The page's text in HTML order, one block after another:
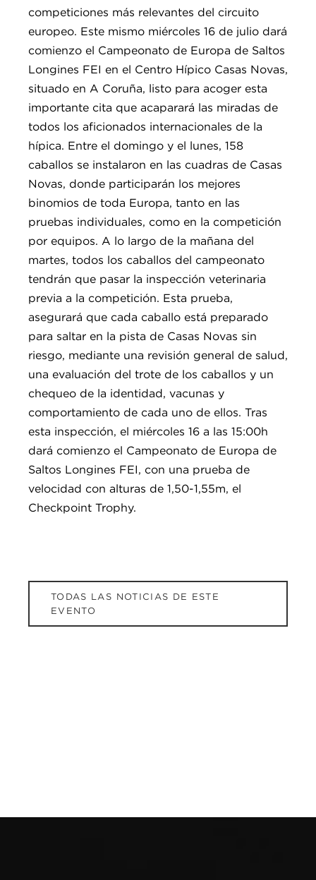
competiciones más relevantes del circuito
europeo. Este mismo miércoles 16 de julio dará
comienzo el Campeonato de Europa de Saltos
Longines FEI en el Centro Hípico Casas Novas,
situado en A Coruña, listo para acoger esta
importante cita que acaparará las miradas de
todos los aficionados internacionales de la
hípica. Entre el domingo y el lunes, 158
caballos se instalaron en las cuadras de Casas
Novas, donde participarán los mejores
binomios de toda Europa, tanto en las
pruebas individuales, como en la competición
por equipos. A lo largo de la mañana del
martes, todos los caballos del campeonato
tendrán que pasar la inspección veterinaria
previa a la competición. Esta prueba,
asegurará que cada caballo está preparado
para saltar en la pista de Casas Novas sin
riesgo, mediante una revisión general de salud,
una evaluación del trote de los caballos y un
chequeo de la identidad, vacunas y
comportamiento de cada uno de ellos. Tras
esta inspección, el miércoles 16 a las 15:00h
dará comienzo el Campeonato de Europa de
Saltos Longines FEI, con una prueba de
velocidad con alturas de 1,50-1,55m, el
Checkpoint Trophy.
TODAS LAS NOTICIAS DE ESTE
EVENTO